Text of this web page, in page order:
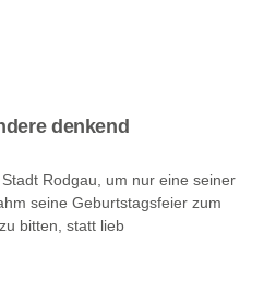
denkend
Rodgau, um nur eine seiner
seine Geburtstagsfeier zum
bitten, statt lieb